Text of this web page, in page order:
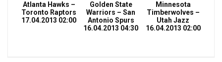
Atlanta Hawks –
Toronto Raptors
17.04.2013 02:00
Golden State
Warriors – San
Antonio Spurs
16.04.2013 04:30
Minnesota
Timberwolves –
Utah Jazz
16.04.2013 02:00